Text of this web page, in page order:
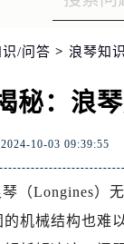
/问答 > 浪琴知识
秘：浪
10-03 09:39:55
（Longines）
机械结构也难